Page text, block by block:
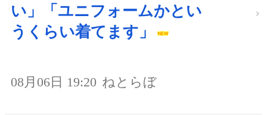
い」「ユニフォームかとい
うくらい着てます」
08月06日 19:20 ねとらぼ